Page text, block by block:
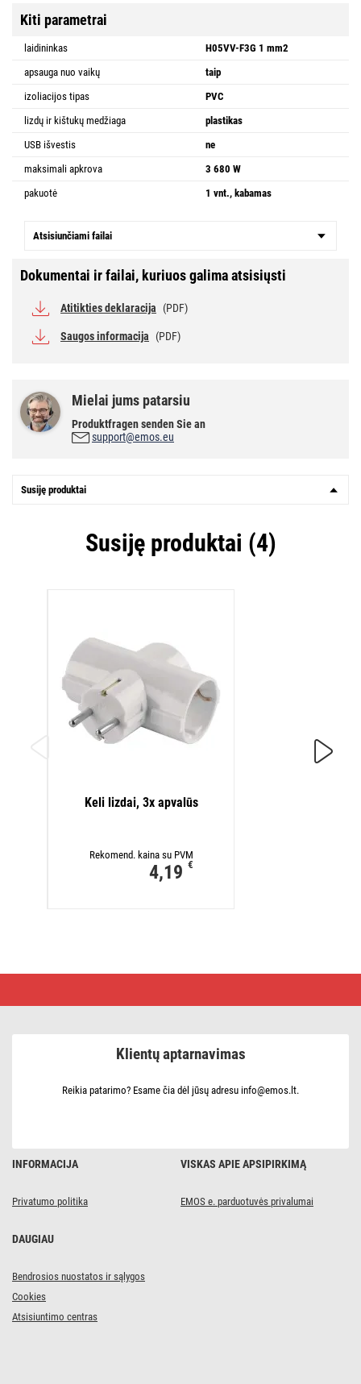
Kiti parametrai
laidininkas
H05VV-F3G 1 mm2
apsauga nuo vaikų
taip
izoliacijos tipas
PVC
lizdų ir kištukų medžiaga
plastikas
USB išvestis
ne
maksimali apkrova
3 680 W
pakuotė
1 vnt., kabamas
Atsisiunčiami failai
Dokumentai ir failai, kuriuos galima atsisiųsti
Atitikties deklaracija (PDF)
Saugos informacija (PDF)
Mielai jums patarsiu
Produktfragen senden Sie an
support@emos.eu
Susiję produktai
Susiję produktai (4)
Keli lizdai, 3x apvalūs
Rekomend. kaina su PVM
4,19 €
m
mm2INFORMACIJA
Privatumo politika
VISKAS APIE APSIPIRKIMĄ
EMOS e. parduotuvės privalumai
DAUGIAU
Bendrosios nuostatos ir sąlygos
Cookies
Atsisiuntimo centras
Klientų aptarnavimas
Reikia patarimo? Esame čia dėl jūsų adresu info@emos.lt.